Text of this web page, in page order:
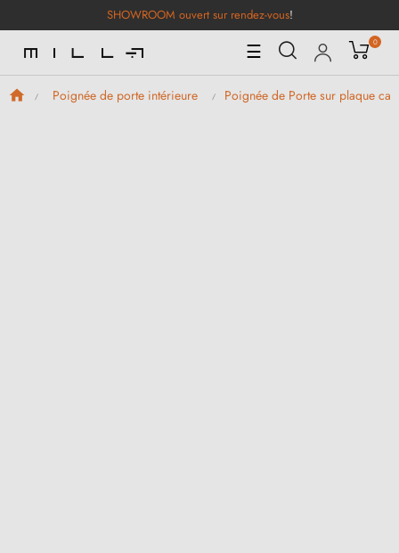
SHOWROOM ouvert sur rendez-vous!
Basculer
la
navigation
☰ 0
Poignée de porte intérieure Poignée de Porte sur plaque